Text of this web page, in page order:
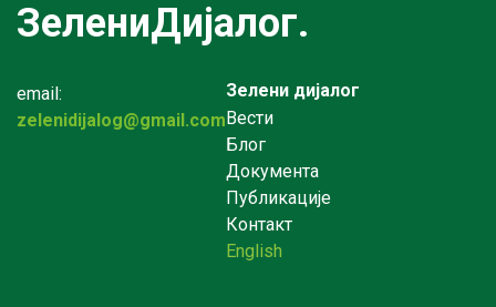
ЗелениДијалог.
email:
zelenidijalog@gmail.com
Зелени дијалог
Вести
Блог
Документа
Публикације
Контакт
English